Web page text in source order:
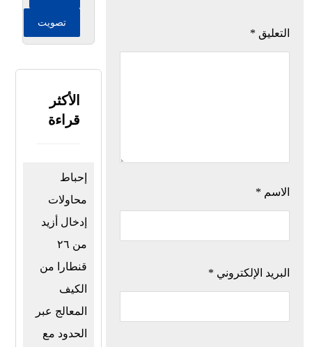
التعليق *
الاسم *
البريد الإلكتروني *
تصويت
الأكثر
قراءة
إحباط
محاولات
إدخال أزيد
من ٢٦
قنطارا من
الكيف
المعالج عبر
الحدود مع